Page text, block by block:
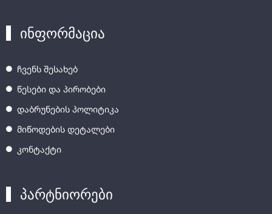
ინფორმაცია
ჩვენს შესახებ
წესები და პირობები
დაბრუნების პოლიტიკა
მიწოდების დეტალები
კონტაქტი
პარტნიორები